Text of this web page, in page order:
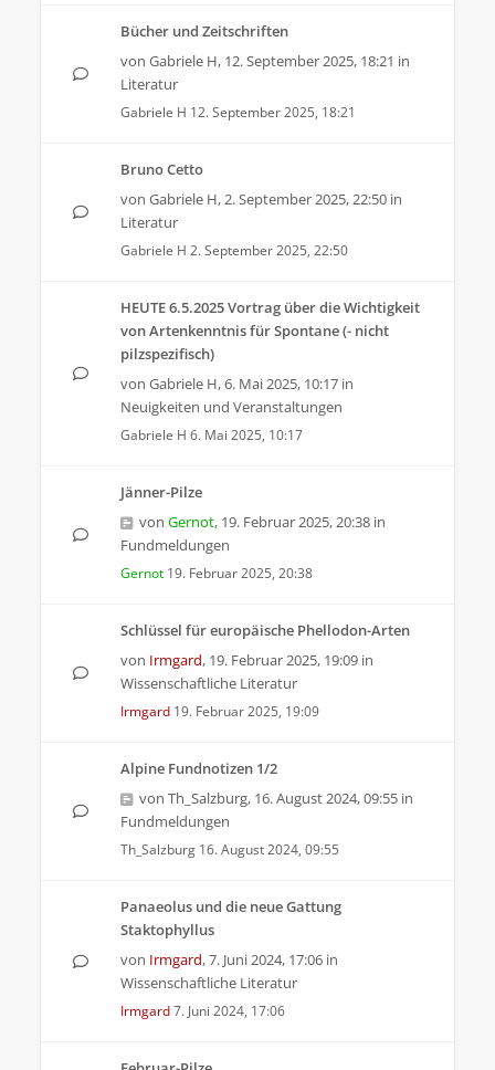
Bücher und Zeitschriften
von Gabriele H, 12. September 2025, 18:21 in
Literatur
Gabriele H 12. September 2025, 18:21
Bruno Cetto
von Gabriele H,2. September 2025, 22:50 in
Literatur
Gabriele H 2. September 2025, 22:50
HEUTE 6.5.2025 Vortrag über die Wichtigkeit
von Artenkenntnis für Spontane (- nicht
pilzspezifisch)
von Gabriele H,6. Mai 2025, 10:17 in
Neuigkeiten und Veranstaltungen
Gabriele H 6. Mai 2025, 10:17
Jänner-Pilze
von Gernot, 19. Februar 2025, 20:38 in
Fundmeldungen
Gernot 19. Februar 2025, 20:38
Schlüssel für europäische Phellodon-Arten
von Irmgard, 19. Februar 2025, 19:09 in
Wissenschaftliche Literatur
Irmgard 19. Februar 2025, 19:09
Alpine Fundnotizen 1/2
von Th_Salzburg, 16. August 2024, 09:55 in
Fundmeldungen
Th_Salzburg 16. August 2024, 09:55
Panaeolus und die neue Gattung
Staktophyllus
von Irmgard,7. Juni 2024, 17:06 in
Wissenschaftliche Literatur
Irmgard7. Juni 2024, 17:06